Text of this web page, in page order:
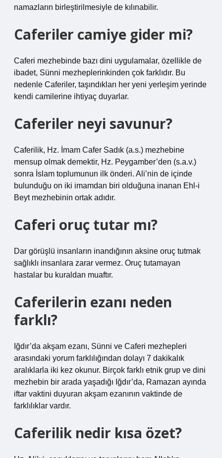
namazların birleştirilmesiyle de kılınabilir.
Caferiler camiye gider mi?
Caferi mezhebinde bazı dini uygulamalar, özellikle de
ibadet, Sünni mezheplerinkinden çok farklıdır. Bu
nedenle Caferiler, taşındıkları her yeni yerleşim yerinde
kendi camilerine ihtiyaç duyarlar.
Caferiler neyi savunur?
Caferilik, Hz. İmam Cafer Sadık (a.s.) mezhebine
mensup olmak demektir, Hz. Peygamber’den (s.a.v.)
sonra İslam toplumunun ilk önderi. Ali’nin de içinde
bulunduğu on iki imamdan biri olduğuna inanan Ehl-i
Beyt mezhebinin ortak adıdır.
Caferi oruç tutar mı?
Dar görüşlü insanların inandığının aksine oruç tutmak
sağlıklı insanlara zarar vermez. Oruç tutamayan
hastalar bu kuraldan muaftır.
Caferilerin ezanı neden
farklı?
Iğdır’da akşam ezanı, Sünni ve Caferi mezhepleri
arasındaki yorum farklılığından dolayı 7 dakikalık
aralıklarla iki kez okunur. Birçok farklı etnik grup ve dini
mezhebin bir arada yaşadığı Iğdır’da, Ramazan ayında
iftar vaktini duyuran akşam ezanının vaktinde de
farklılıklar vardır.
Caferilik nedir kısa özet?